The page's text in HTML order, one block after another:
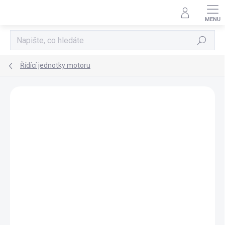
Hledat
Řídící jednotky motoru